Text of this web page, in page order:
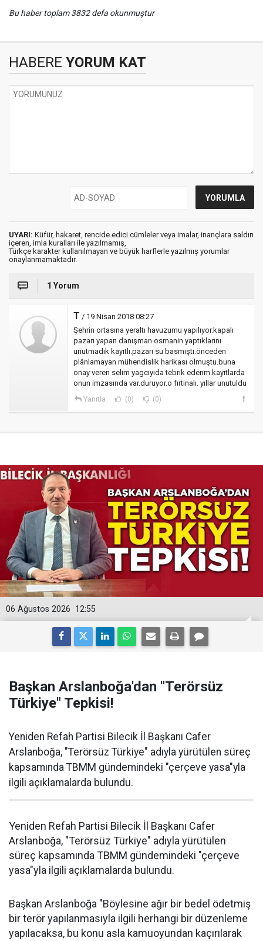
Bu haber toplam 3832 defa okunmuştur
HABERE YORUM KAT
UYARI: Küfür, hakaret, rencide edici cümleler veya imalar, inançlara saldırı
içeren, imla kuralları ile yazılmamış,
Türkçe karakter kullanılmayan ve büyük harflerle yazılmış yorumlar
onaylanmamaktadır.
1 Yorum
T / 19 Nisan 2018 08:27
Şehrin ortasına yeraltı havuzumu yapılıyor.kapalı
pazarı yapan danışman osmanin yaptıklarını
unutmadık kayıtlı.pazarı su basmıştı.önceden
plânlamayan mühendislik harikası olmuştu.buna
onay veren selim yagciyida tebrik ederim.kayıtlarda
onun imzasında var.duruyor.o fırtınalı. yıllar unutuldu
Yanıtla (0) (0)
12:55
06 Ağustos 2026
Başkan Arslanboğa'dan "Terörsüz
Türkiye" Tepkisi!
Yeniden Refah Partisi Bilecik İl Başkanı Cafer
Arslanboğa, "Terörsüz Türkiye" adıyla yürütülen süreç
kapsamında TBMM gündemindeki "çerçeve yasa"yla
ilgili açıklamalarda bulundu.
Yeniden Refah Partisi Bilecik İl Başkanı Cafer
Arslanboğa, "Terörsüz Türkiye" adıyla yürütülen
süreç kapsamında TBMM gündemindeki "çerçeve
yasa"yla ilgili açıklamalarda bulundu.
Başkan Arslanboğa "Böylesine ağır bir bedel ödetmiş
bir terör yapılanmasıyla ilgili herhangi bir düzenleme
yapılacaksa, bu konu asla kamuoyundan kaçırılarak